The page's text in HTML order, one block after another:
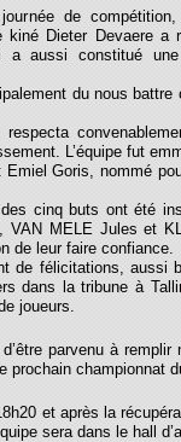
de
kiné Dieter Devaere a
a aussi constitué une
du nous
L’équipe fut
Goris, nommé
cinq buts ont été
VAN MELE Jules et
de leur faire confiance.
de félicitations, aussi
dans la tribune à
de joueurs.
parvenu à
prochain championnat
et après la
sera dans le hall